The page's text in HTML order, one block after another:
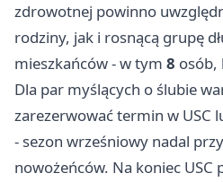
zdrowotnej powinno
rodziny, jak i rosnącą grupę
mieszkańców - w tym 8 osób,
Dla par myślących o ślubie
zarezerwować termin w USC
- sezon wrześniowy nadal
nowożeńców. Na koniec